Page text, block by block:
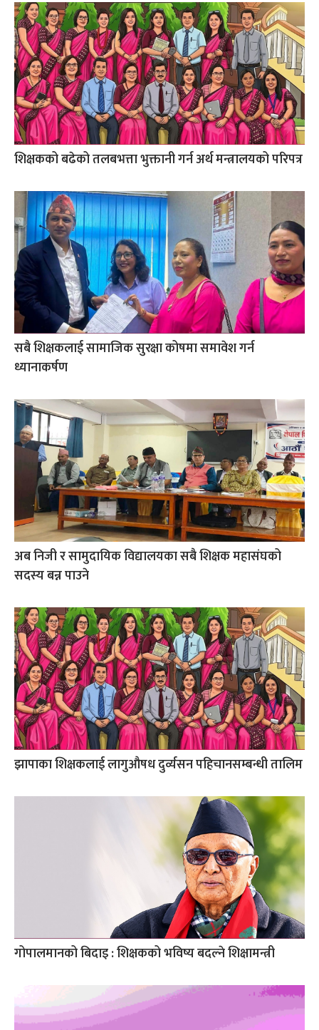
शिक्षकको बढेको तलबभत्ता भुक्तानी गर्न अर्थ मन्त्रालयको परिपत्र
सबै शिक्षकलाई सामाजिक सुरक्षा कोषमा समावेश गर्न
ध्यानाकर्षण
अब निजी र सामुदायिक विद्यालयका सबै शिक्षक महासंघको
सदस्य बन्न पाउने
झापाका शिक्षकलाई लागुऔषध दुर्व्यसन पहिचानसम्बन्धी तालिम
गोपालमानको बिदाइ : शिक्षकको भविष्य बदल्ने शिक्षामन्त्री